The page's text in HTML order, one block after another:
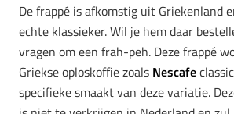
De frappé is afkomstig uit Griekenland
echte klassieker. Wil je hem daar
vragen om een frah-peh. Deze frappé
Griekse oploskoffie zoals Nescafe
specifieke smaakt van deze variatie.